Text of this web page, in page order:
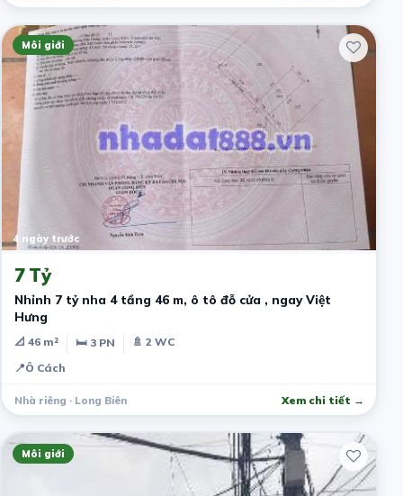
Môi giới
4 ngày trước
7 Tỷ
Nhỉnh 7 tỷ nha 4 tầng 46 m, ô tô đỗ cửa , ngay Việt
Hưng
📐 46 m² 🛏 3 PN
🚿 2 WC
📍Ô Cách
Nhà riêng · Long Biên Xem chi tiết →
Môi giới